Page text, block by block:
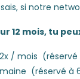
si notre
12 mois, tu
/ mois (réservé
(réservé à